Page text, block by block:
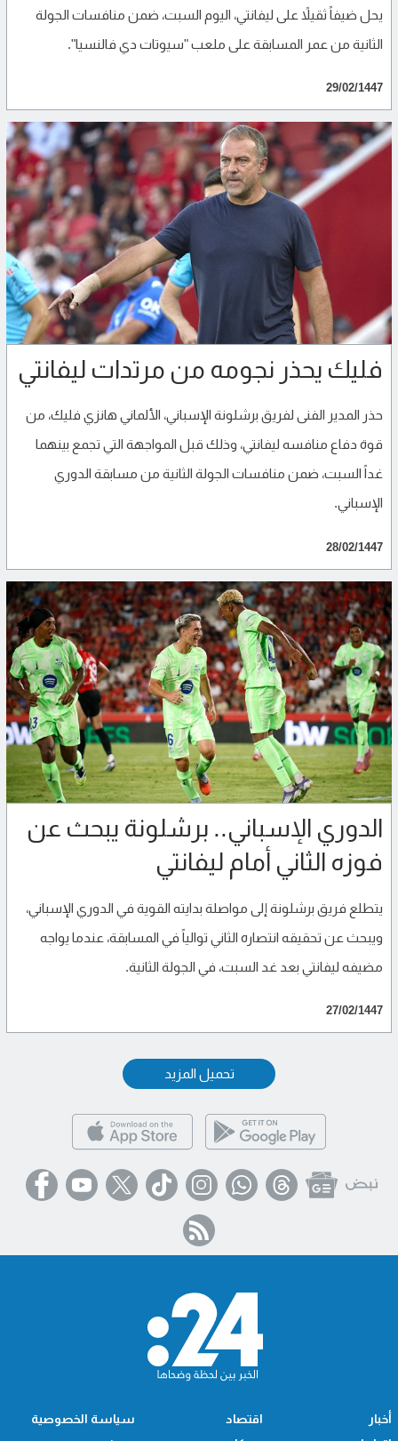
يحل ضيفاً ثقيلاً على ليفانتي، اليوم السبت، ضمن منافسات الجولة
الثانية من عمر المسابقة على ملعب "سيوتات دي فالنسيا".
29/02/1447
فليك يحذر نجومه من مرتدات ليفانتي
حذر المدير الفنى لفريق برشلونة الإسباني، الألماني هانزي فليك، من
قوة دفاع منافسه ليفانتي، وذلك قبل المواجهة التي تجمع بينهما
غداً السبت، ضمن منافسات الجولة الثانية من مسابقة الدوري
الإسباني.
28/02/1447
الدوري الإسباني.. برشلونة يبحث عن
فوزه الثاني أمام ليفانتي
يتطلع فريق برشلونة إلى مواصلة بدايته القوية في الدوري الإسباني،
ويبحث عن تحقيقه انتصاره الثاني توالياً في المسابقة، عندما يواجه
مضيفه ليفانتي بعد غد السبت، في الجولة الثانية.
27/02/1447
تحميل المزيد
أخبار
اقتصاد
سياسة الخصوصية